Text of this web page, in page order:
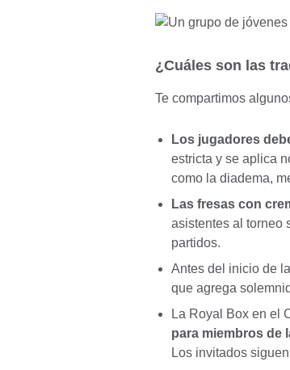
¿Cuáles son las
Te compartimos
Los jugadores
estricta y se aplica
como la diadema,
Las fresas con
asistentes al torneo
partidos.
Antes del inicio de
que agrega
La Royal Box en el
para miembros de
Los invitados